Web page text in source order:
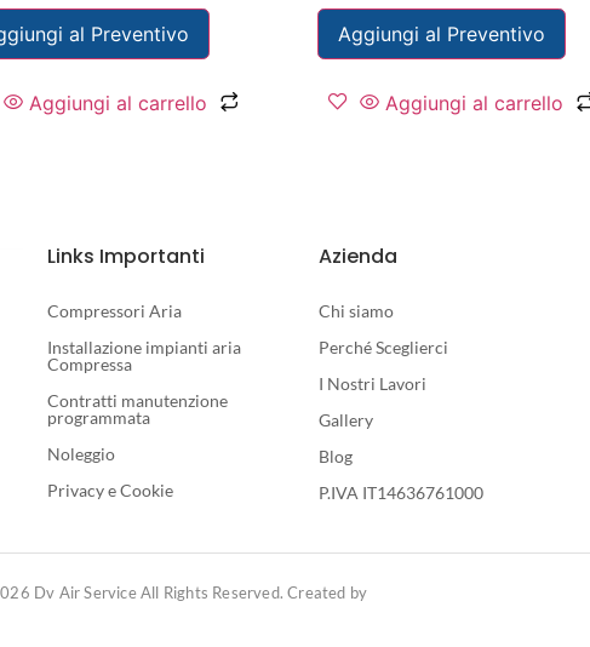
al Preventivo
Aggiungi al carrello
Aggiungi al Preventivo
Aggiungi al carrello
Links Importanti
Compressori Aria
Installazione impianti aria
Compressa
Contratti manutenzione
programmata
Noleggio
Privacy e Cookie
Azienda
Chi siamo
Perché Sceglierci
I Nostri Lavori
Gallery
Blog
P.IVA IT14636761000
Dv Air Service All Rights Reserved. Created by